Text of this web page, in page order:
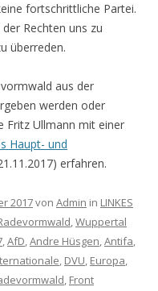
fortschrittliche Partei.
Rechten uns zu
überreden.
aus der
werden oder
Fritz Ullmann mit einer
Haupt- und
erfahren.
2017von Admin in LINKES
,Wuppertal
,AfD,Andre Hüsgen,Antifa,
, DVU, Europa,
, Front